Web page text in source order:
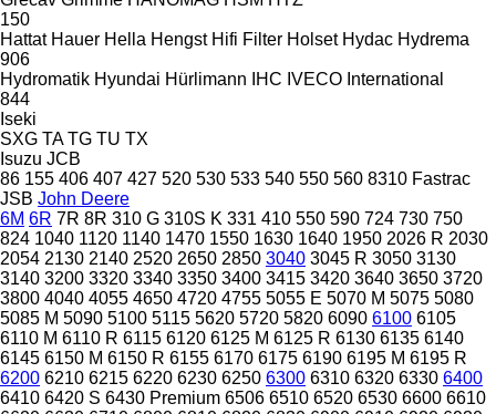
150
Hattat Hauer Hella Hengst Hifi Filter Holset Hydac Hydrema
906
Hydromatik Hyundai Hürlimann IHC IVECO International
844
Iseki
SXG TA TG TU TX
Isuzu JCB
86 155 406 407 427 520 530 533 540 550 560 8310 Fastrac
JSB John Deere
6M 6R 7R 8R 310 G 310S K 331 410 550 590 724 730 750
824 1040 1120 1140 1470 1550 1630 1640 1950 2026 R 2030
2054 2130 2140 2520 2650 2850 3040 3045 R 3050 3130
3140 3200 3320 3340 3350 3400 3415 3420 3640 3650 3720
3800 4040 4055 4650 4720 4755 5055 E 5070 M 5075 5080
5085 M 5090 5100 5115 5620 5720 5820 6090 6100 6105
6110 M 6110 R 6115 6120 6125 M 6125 R 6130 6135 6140
6145 6150 M 6150 R 6155 6170 6175 6190 6195 M 6195 R
6200 6210 6215 6220 6230 6250 6300 6310 6320 6330 6400
6410 6420 S 6430 Premium 6506 6510 6520 6530 6600 6610